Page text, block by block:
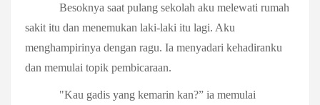
Besoknya saat pulang sekolah aku melewati rumah
sakit itu dan menemukan laki-laki itu lagi. Aku
menghampirinya dengan ragu. Ia menyadari kehadiranku
dan memulai topik pembicaraan.
"Kau gadis yang kemarin kan?” ia memulai